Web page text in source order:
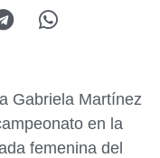
Gabriela Martínez
en la
femenina del